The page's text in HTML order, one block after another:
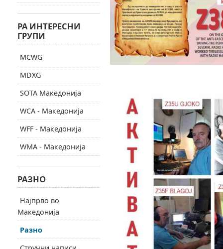
РА ИНТЕРЕСНИ
ГРУПИ
MCWG
MDXG
SOTA Македонија
WCA - Македонија
WFF - Македонија
WMA - Македонија
РАЗНО
Најпрво во
Македонија
Разно